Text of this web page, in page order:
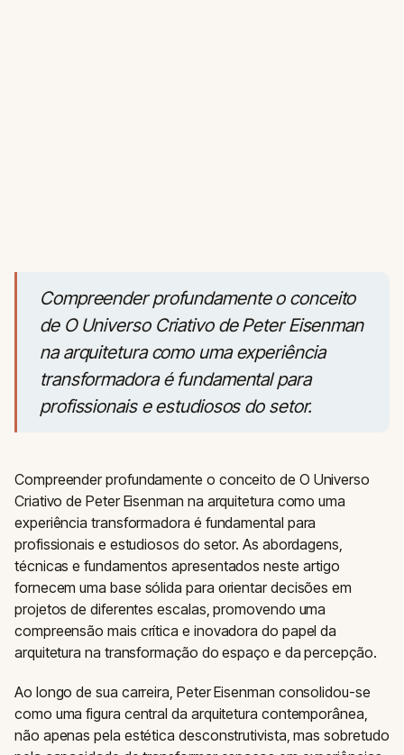
Compreender profundamente o conceito
de O Universo Criativo de Peter Eisenman
na arquitetura como uma experiência
transformadora é fundamental para
profissionais e estudiosos do setor.
Compreender profundamente o conceito de O Universo
Criativo de Peter Eisenman na arquitetura como uma
experiência transformadora é fundamental para
profissionais e estudiosos do setor. As abordagens,
técnicas e fundamentos apresentados neste artigo
fornecem uma base sólida para orientar decisões em
projetos de diferentes escalas, promovendo uma
compreensão mais crítica e inovadora do papel da
arquitetura na transformação do espaço e da percepção.
Ao longo de sua carreira, Peter Eisenman consolidou-se
como uma figura central da arquitetura contemporânea,
não apenas pela estética desconstrutivista, mas sobretudo